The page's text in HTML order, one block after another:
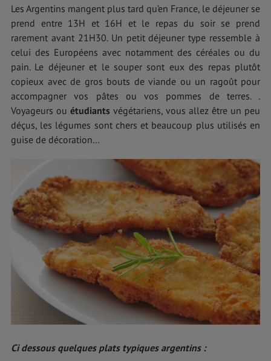
Les Argentins mangent plus tard qu’en France, le déjeuner se
prend entre 13H et 16H et le repas du soir se prend
rarement avant 21H30. Un petit déjeuner type ressemble à
celui des Européens avec notamment des céréales ou du
pain. Le déjeuner et le souper sont eux des repas plutôt
copieux avec de gros bouts de viande ou un ragoût pour
accompagner vos pâtes ou vos pommes de terres. .
Voyageurs ou étudiants végétariens, vous allez être un peu
déçus, les légumes sont chers et beaucoup plus utilisés en
guise de décoration…
Ci dessous quelques plats typiques argentins :